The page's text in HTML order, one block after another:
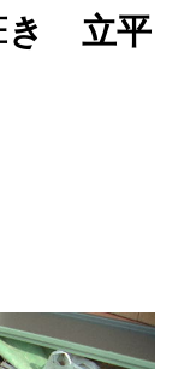
き 立平